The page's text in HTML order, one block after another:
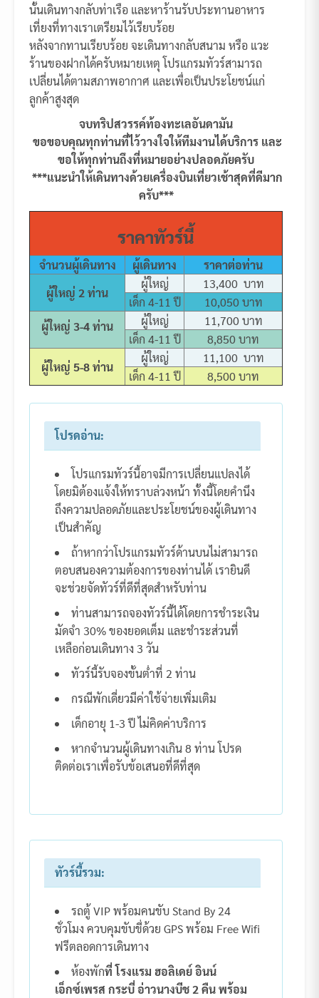
นั้นเดินทางกลับท่าเรือ และหาร้านรับประทานอาหาร
เที่ยงที่ทางเราเตรียมไว้เรียบร้อย
หลังจากทานเรียบร้อย จะเดินทางกลับสนาม หรือ แวะ
ร้านของฝากได้ครับหมายเหตุ โปรแกรมทัวร์สามารถ
เปลี่ยนได้ตามสภาพอากาศ และเพื่อเป็นประโยชน์แก่
ลูกค้าสูงสุด
จบทริปสวรรค์ท้องทะเลอันดามัน
ขอขอบคุณทุกท่านที่ไว้วางใจให้ทีมงานได้บริการ และ
ขอให้ทุกท่านถึงที่หมายอย่างปลอดภัยครับ
***แนะนำให้เดินทางด้วยเครื่องบินเที่ยวเช้าสุดที่ดีมาก
ครับ***
ราคาทัวร์นี้
จำนวนผู้เดินทาง ผู้เดินทาง
ราคาต่อท่าน
ผู้ใหญ่ 2 ท่าน
ผู้ใหญ่
13,400 บาท
เด็ก 4-11 ปี
10,050 บาท
ผู้ใหญ่ 3-4 ท่าน
ผู้ใหญ่
11,700 บาท
เด็ก 4-11 ปี
8,850 บาท
ผู้ใหญ่ 5-8 ท่าน
ผู้ใหญ่
11,100 บาท
เด็ก 4-11 ปี
8,500 บาท
โปรดอ่าน:
โปรแกรมทัวร์นี้อาจมีการเปลี่ยนแปลงได้
โดยมิต้องแจ้งให้ทราบล่วงหน้า ทั้งนี้โดยคำนึง
ถึงความปลอดภัยและประโยชน์ของผู้เดินทาง
เป็นสำคัญ
ถ้าหากว่าโปรแกรมทัวร์ด้านบนไม่สามารถ
ตอบสนองความต้องการของท่านได้ เรายินดี
จะช่วยจัดทัวร์ที่ดีที่สุดสำหรับท่าน
ท่านสามารถจองทัวร์นี้ได้โดยการชำระเงิน
มัดจำ 30% ของยอดเต็ม และชำระส่วนที่
เหลือก่อนเดินทาง 3 วัน
ทัวร์นี้รับจองขั้นต่ำที่ 2 ท่าน
กรณีพักเดี่ยวมีค่าใช้จ่ายเพิ่มเติม
เด็กอายุ 1-3 ปี ไม่คิดค่าบริการ
หากจำนวนผู้เดินทางเกิน 8 ท่าน โปรด
ติดต่อเราเพื่อรับข้อเสนอที่ดีที่สุด
ทัวร์นี้รวม:
รถตู้ VIP พร้อมคนขับ Stand By 24
ชั่วโมง ควบคุมขับขี่ด้วย GPS พร้อม Free Wifi
ฟรีตลอดการเดินทาง
ห้องพักที่ โรงแรม ฮอลิเดย์ อินน์
เอ็กซ์เพรส กระบี่ อ่าวนางบีช 2 คืน พร้อม